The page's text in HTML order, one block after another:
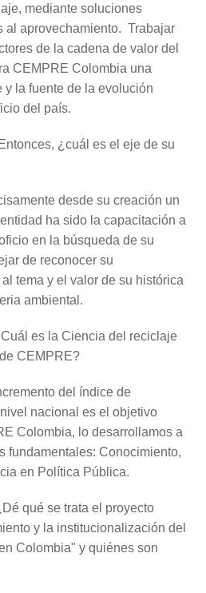
mediante soluciones
al aprovechamiento. Trabajar
de la cadena de valor del
CEMPRE Colombia una
y la fuente de la evolución
del país.
Entonces, ¿cuál es el eje de su
desde su creación un
ha sido la capacitación a
en la búsqueda de su
de reconocer su
tema y el valor de su histórica
ambiental.
es la Ciencia del reciclaje
CEMPRE?
del índice de
nacional es el objetivo
Colombia, lo desarrollamos a
fundamentales: Conocimiento,
en Política Pública.
qué se trata el proyecto
y la institucionalización del
Colombia" y quiénes son